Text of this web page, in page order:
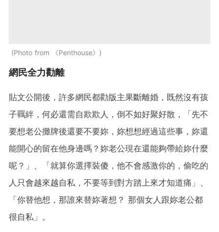
Photo from 《Penthouse》
網民全力勸離
貼文公開後，許多網民都勸版主果斷離婚，既然沒有孩
子羈絆，何必還需自欺欺人，倒不如好聚好散，「先不
要想老公攤牌後還要不要妳，妳想想經過這些事，妳還
能開心的留在他身邊嗎？妳老公現在還能夠帶給妳什麼
呢？」、「就算你選擇裝傻，他不會感激你的，偷吃的
人只會越來越自私，不要等到對方踏上來才知道痛」、
「你替他想，那誰來替妳著想？ 那個女人跟妳老公都
很自私」。